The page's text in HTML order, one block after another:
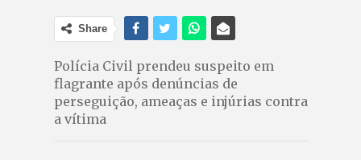
Share
Polícia Civil prendeu suspeito em
flagrante após denúncias de
perseguição, ameaças e injúrias contra
a vítima